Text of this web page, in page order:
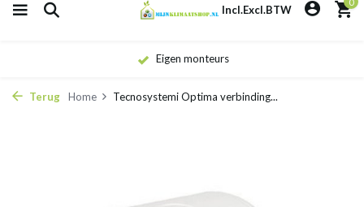
Incl.Excl.BTW
Eigen monteurs
Terug Home Tecnosystemi Optima verbinding...